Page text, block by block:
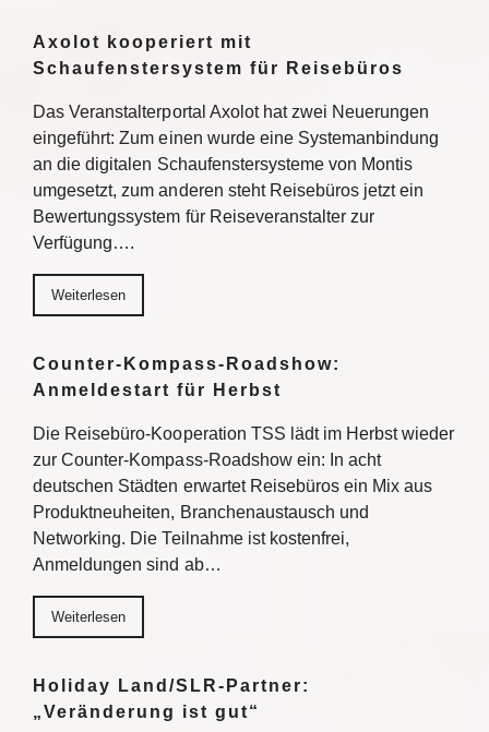
Axolot kooperiert mit
Schaufenstersystem für Reisebüros
Das Veranstalterportal Axolot hat zwei Neuerungen
eingeführt: Zum einen wurde eine Systemanbindung
an die digitalen Schaufenstersysteme von Montis
umgesetzt, zum anderen steht Reisebüros jetzt ein
Bewertungssystem für Reiseveranstalter zur
Verfügung….
Weiterlesen
Counter-Kompass-Roadshow:
Anmeldestart für Herbst
Die Reisebüro-Kooperation TSS lädt im Herbst wieder
zur Counter-Kompass-Roadshow ein: In acht
deutschen Städten erwartet Reisebüros ein Mix aus
Produktneuheiten, Branchenaustausch und
Networking. Die Teilnahme ist kostenfrei,
Anmeldungen sind ab…
Weiterlesen
Holiday Land/SLR-Partner:
„Veränderung ist gut“